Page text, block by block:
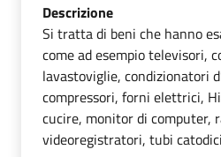
Descrizione
Si tratta di beni che hanno
come ad esempio televisori,
lavastoviglie, condizionatori
compressori, forni elettrici,
cucire, monitor di computer,
videoregistratori, tubi